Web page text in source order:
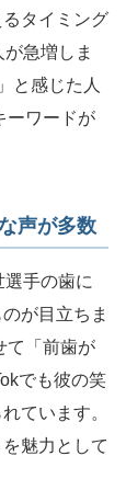
タイミング
急増しま
と感じた人
ーワードが
声が多数
手の歯に
が目立ちま
て「前歯が
でも彼の笑
ています。
魅力として